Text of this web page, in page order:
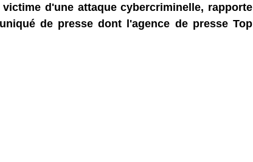
d'une attaque cybercriminelle, rapporte
de presse dont l'agence de presse Top